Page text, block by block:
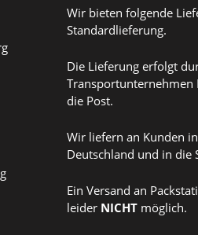
Wir bieten folgende
Standardlieferung.
Die Lieferung erfolgt
Transportunternehmen
die Post.
Wir liefern an Kunden
Deutschland und in die
Ein Versand an
leider NICHT möglich.